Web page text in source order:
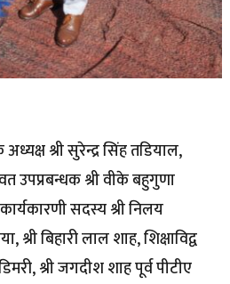
श्री सुरेन्द्र सिंह तडियाल,
उपप्रबन्धक श्री वीके बहुगुणा
सदस्य श्री निलय
श्री बिहारी लाल शाह, शिक्षाविद्व
श्री जगदीश शाह पूर्व पीटीए